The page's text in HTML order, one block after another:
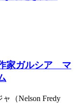
家ガルシア゠マ
（Nelson Fredy